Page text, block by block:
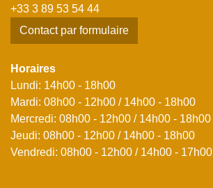
+33 3 89 53 54 44
Contact par formulaire
Horaires
Lundi: 14h00 - 18h00
Mardi: 08h00 - 12h00 / 14h00 - 18h00
Mercredi: 08h00 - 12h00 / 14h00 - 18h00
Jeudi: 08h00 - 12h00 / 14h00 - 18h00
Vendredi: 08h00 - 12h00 / 14h00 - 17h00